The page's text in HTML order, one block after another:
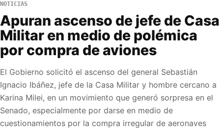
NOTICIAS
Apuran ascenso de jefe de Casa
Militar en medio de polémica
por compra de aviones
El Gobierno solicitó el ascenso del general Sebastián
Ignacio Ibáñez, jefe de la Casa Militar y hombre cercano a
Karina Milei, en un movimiento que generó sorpresa en el
Senado, especialmente por darse en medio de
cuestionamientos por la compra irregular de aeronaves